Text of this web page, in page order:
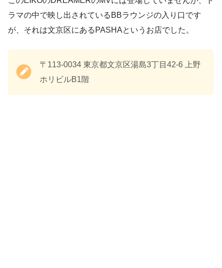
ラマの中で映し出されているBBラウンジの入り口です
が、それは文京区にあるPASHAというお店でした。
〒113-0034 東京都文京区湯島3丁目42-6 上野
ホリビルB1階